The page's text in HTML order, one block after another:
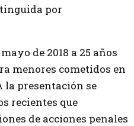
por
de 2018 a 25 años
menores cometidos en
la presentación se
recientes que
de acciones penales